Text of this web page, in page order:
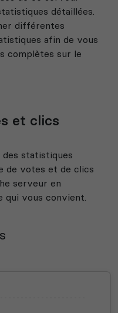
détaillées.
différentes
afin de vous
complètes sur le
et clics
statistiques
de votes et de clics
serveur en
qui vous convient.